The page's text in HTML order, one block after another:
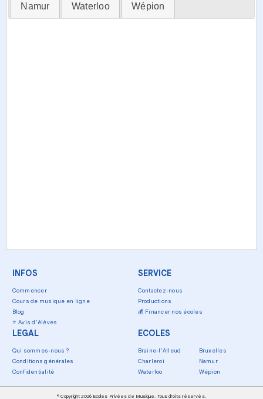
Namur Waterloo Wépion
INFOS
Commencer
Cours de musique en ligne
Blog
⭐ Avis d'élèves
SERVICE
Contactez-nous
Productions
💰 Financer nos écoles
LEGAL
Qui sommes-nous ?
Conditions générales
Confidentialité
ECOLES
Braine-l'Alleud
Bruxelles
Charleroi
Namur
Waterloo
Wépion
© Copyright 2026 Ecoles Privées de Musique. Tous droits réservés.